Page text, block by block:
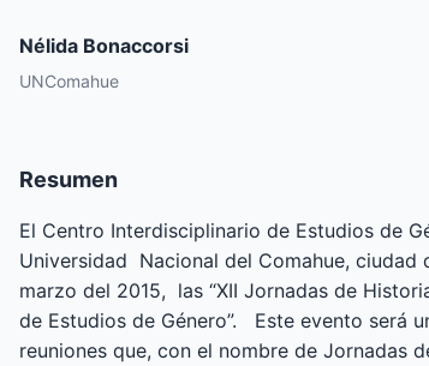
Nélida Bonaccorsi
UNComahue
Resumen
El Centro Interdisciplinario de Estudios de
Universidad Nacional del Comahue,
marzo del 2015, las “XII Jornadas de
de Estudios de Género”. Este evento será
reuniones que, con el nombre de Jornadas